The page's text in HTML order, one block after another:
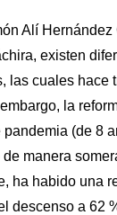
Alí
existen
las cuales hace
la
pandemia (de 8
manera
ha habido una
descenso a 62